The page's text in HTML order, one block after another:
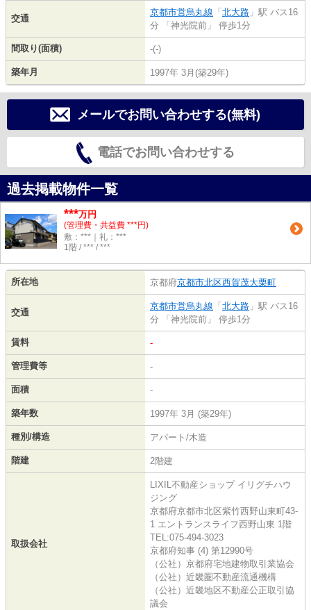
交通
京都市営烏丸線 「 北大路 」駅 バス16
分 「神光院前」 停歩1分
間取り(面積) -(-)
築年月 1997年 3月(築29年)
メールでお問い合わせする(無料)
電話でお問い合わせする
過去掲載物件一覧
***万円
(管理費・共益費 ***円)
敷：***｜礼：***
1階 / *** / ***
所在地 京都府京都市北区西賀茂大栗町
交通
京都市営烏丸線 「 北大路 」駅 バス16
分 「神光院前」 停歩1分
賃料 -
管理費等 -
面積 -
築年数 1997年 3月 (築29年)
種別/構造 アパート/木造
階建 2階建
取扱会社
LIXIL不動産ショップ イリグチハウ
ジング
京都府京都市北区紫竹西野山東町43-
1 エントランスライフ西野山東 1階
TEL:075-494-3023
京都府知事 (4) 第12990号
（公社）京都府宅地建物取引業協会
（公社）近畿圏不動産流通機構
（公社）近畿地区不動産公正取引協
議会